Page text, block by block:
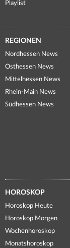
Playlist
REGIONEN
Nordhessen News
Osthessen News
Mittelhessen News
Rhein-Main News
Südhessen News
HOROSKOP
Horoskop Heute
Horoskop Morgen
Wochenhoroskop
Monatshoroskop